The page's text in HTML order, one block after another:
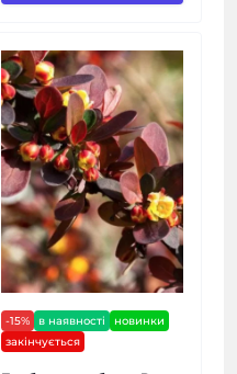
-15% в наявності
новинки
закінчується